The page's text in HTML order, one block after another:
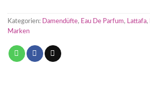
Kategorien: Damendüfte, Eau De Parfum, Lattafa,
Marken